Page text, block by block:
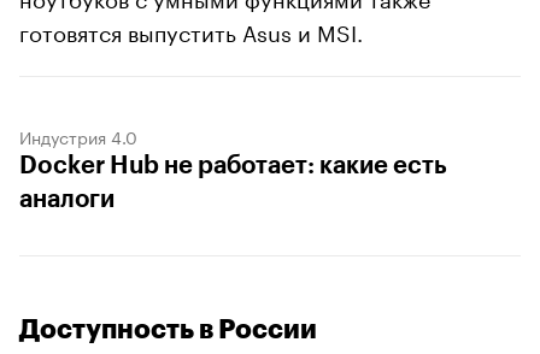
готовятся выпустить Asus и MSI.
Индустрия 4.0
Docker Hub не работает: какие есть
аналоги
Доступность в России